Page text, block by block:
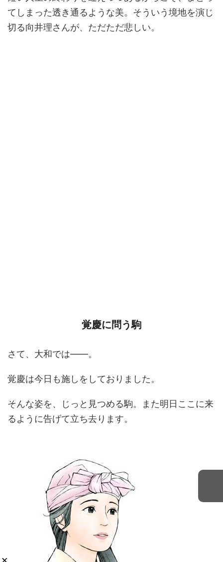
てしまった透き通るような美。そういう境地を演じ
切る向井理さんが、ただただ悲しい。
覚慶に問う駒
さて、大和では――。
覚慶は今日も施しをしておりました。
そんな姿を、じっと見つめる駒。また明日ここに来
るように告げて立ち去ります。